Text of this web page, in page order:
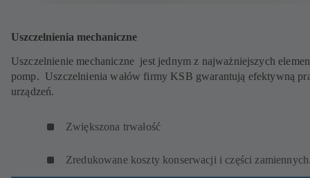
Uszczelnienia mechaniczne
Uszczelnienie mechaniczne jest jednym z najważniejszych
pomp. Uszczelnienia wałów firmy KSB gwarantują efektywną
urządzeń.
Zwiększona trwałość
Zredukowane koszty konserwacji i części